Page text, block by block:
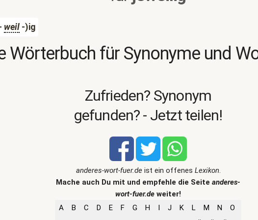
weil-)ig
Wörterbuch für Synonyme und
Zufrieden? Synonym
gefunden? - Jetzt teilen!
anderes-wort-fuer.deist ein offenes Lexikon.
Mache auch Du mit und empfehle die Seite anderes-
wort-fuer.de weiter!
A
B C D E F G H I J K L M N
O